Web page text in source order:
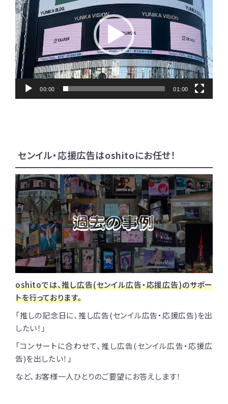
プ
レ
ー
ヤ
ー
00:00 01:00
センイル・応援広告はoshitoにお任せ！
oshitoでは、推し広告(センイル広告・応援広告)のサポー
トを行っております。
「推しの記念日に、推し広告(センイル広告・応援広告)を出
したい！」
「コンサートに合わせて、推し広告(センイル広告・応援広
告)を出したい！」
など、お客様一人ひとりのご要望にお答えします！